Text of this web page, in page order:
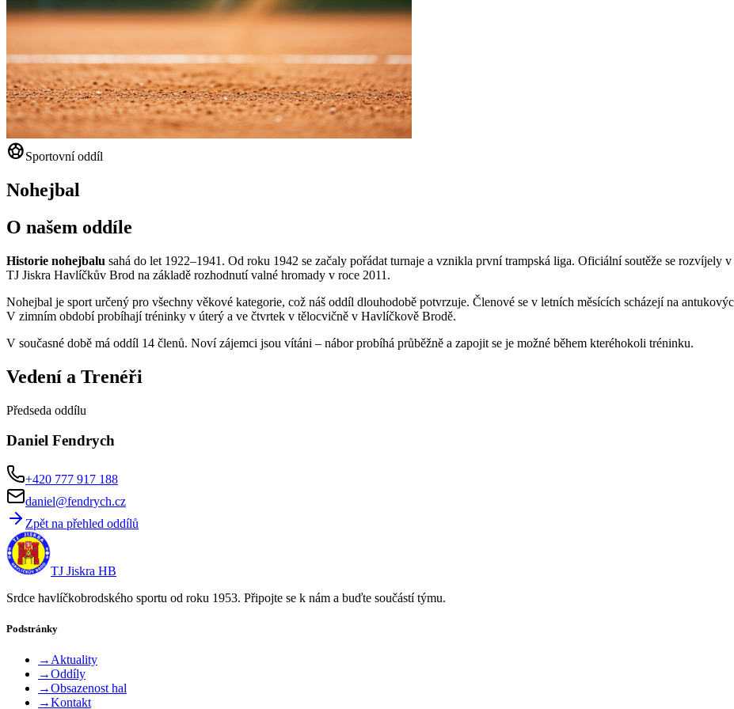
sports_soccerSportovní oddíl
Nohejbal
O našem oddíle
Historie nohejbalu sahá do let 1922–1941. Od roku 1942 se začaly pořádat turnaje a vznikla první trampská liga. Oficiální soutěže se
TJ Jiskra Havlíčkův Brod na základě rozhodnutí valné hromady v roce 2011.
Nohejbal je sport určený pro všechny věkové kategorie, což náš oddíl dlouhodobě potvrzuje. Členové se v letních měsících scházejí na
V zimním období probíhají tréninky v úterý a ve čtvrtek v tělocvičně v Havlíčkově Brodě.
V současné době má oddíl 14 členů. Noví zájemci jsou vítáni – nábor probíhá průběžně a zapojit se je možné během kteréhokoli tréninku.
Vedení a Trenéři
Předseda oddílu
Daniel Fendrych
+420 777 917 188
daniel@fendrych.cz
Zpět na přehled oddílů
TJ Jiskra HB
Srdce havlíčkobrodského sportu od roku 1953. Připojte se k nám a buďte součástí týmu.
Podstránky
→ Aktuality
→Oddíly
→Obsazenost hal
→Kontakt